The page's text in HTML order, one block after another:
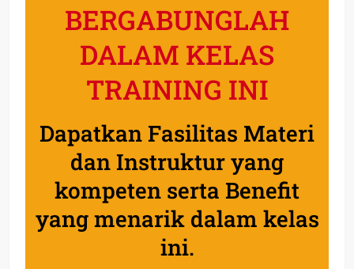
BERGABUNGLAH
DALAM KELAS
TRAINING INI
Dapatkan Fasilitas Materi
dan Instruktur yang
kompeten serta Benefit
yang menarik dalam kelas
ini.